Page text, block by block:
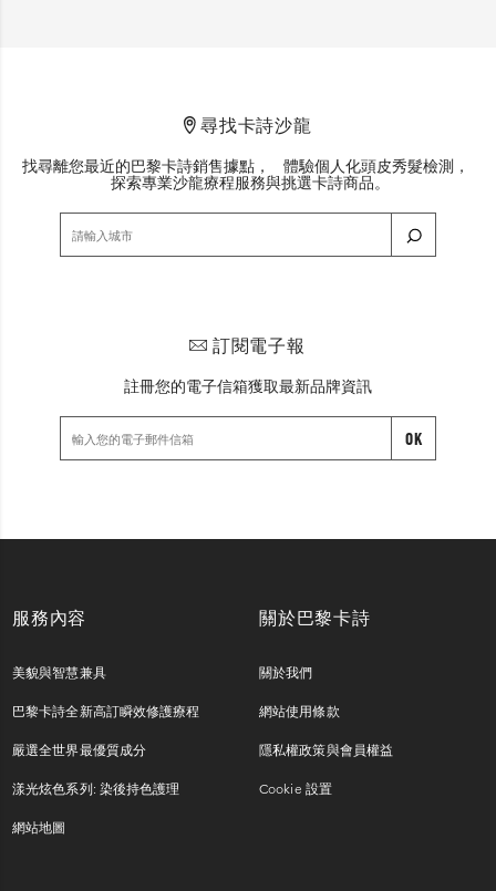
尋找卡詩沙龍
找尋離您最近的巴黎卡詩銷售據點， 體驗個人化頭皮秀髮檢測，
探索專業沙龍療程服務與挑選卡詩商品。
訂閱電子報
註冊您的電子信箱獲取最新品牌資訊
OK
服務內容
美貌與智慧兼具
巴黎卡詩全新高訂瞬效修護療程
嚴選全世界最優質成分
漾光炫色系列: 染後持色護理
網站地圖
關於巴黎卡詩
關於我們
網站使用條款
隱私權政策與會員權益
Cookie 設置